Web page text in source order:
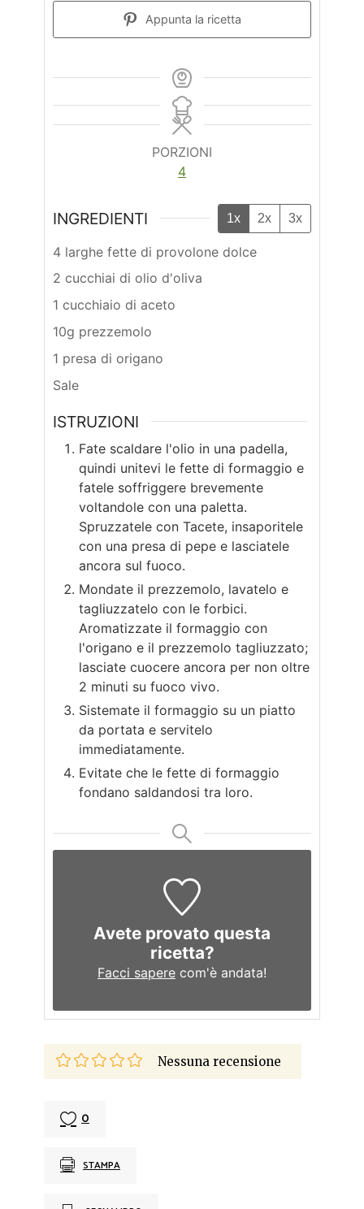
Appunta la ricetta
PORZIONI
4
INGREDIENTI 1x 2x 3x
4 larghe fette di provolone dolce
2 cucchiai di olio d'oliva
1 cucchiaio di aceto
10g prezzemolo
1 presa di origano
Sale
ISTRUZIONI
Fate scaldare l'olio in una padella,
quindi unitevi le fette di formaggio e
fatele soffriggere brevemente
voltandole con una paletta.
Spruzzatele con Tacete, insaporitele
con una presa di pepe e lasciatele
ancora sul fuoco.
Mondate il prezzemolo, lavatelo e
tagliuzzatelo con le forbici.
Aromatizzate il formaggio con
l'origano e il prezzemolo tagliuzzato;
lasciate cuocere ancora per non oltre
2 minuti su fuoco vivo.
Sistemate il formaggio su un piatto
da portata e servitelo
immediatamente.
Evitate che le fette di formaggio
fondano saldandosi tra loro.
Avete provato questa
ricetta?
Facci sapere com'è andata!
Nessuna recensione
0
STAMPA